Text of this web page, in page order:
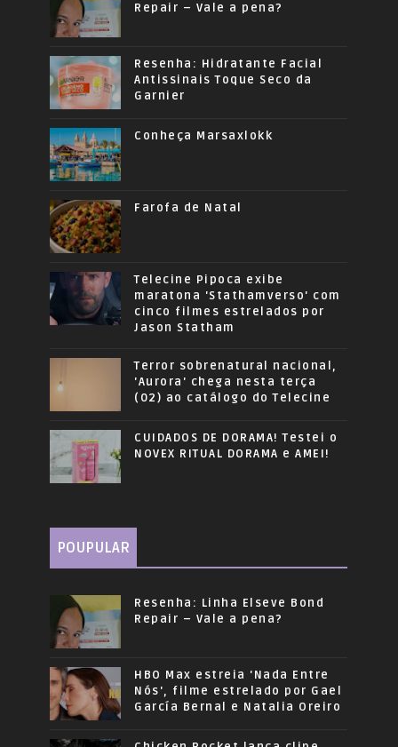
Repair – Vale a pena?
Resenha: Hidratante Facial
Antissinais Toque Seco da
Garnier
Conheça Marsaxlokk
Farofa de Natal
Telecine Pipoca exibe
maratona 'Stathamverso' com
cinco filmes estrelados por
Jason Statham
Terror sobrenatural nacional,
'Aurora' chega nesta terça
(02) ao catálogo do Telecine
CUIDADOS DE DORAMA! Testei o
NOVEX RITUAL DORAMA e AMEI!
POUPULAR
Resenha: Linha Elseve Bond
Repair – Vale a pena?
HBO Max estreia 'Nada Entre
Nós', filme estrelado por Gael
García Bernal e Natalia Oreiro